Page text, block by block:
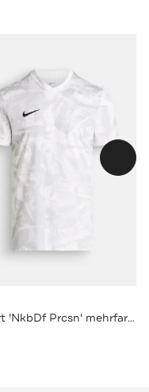
T-Shirt 'NkbDf Prcsn' mehrfarbig